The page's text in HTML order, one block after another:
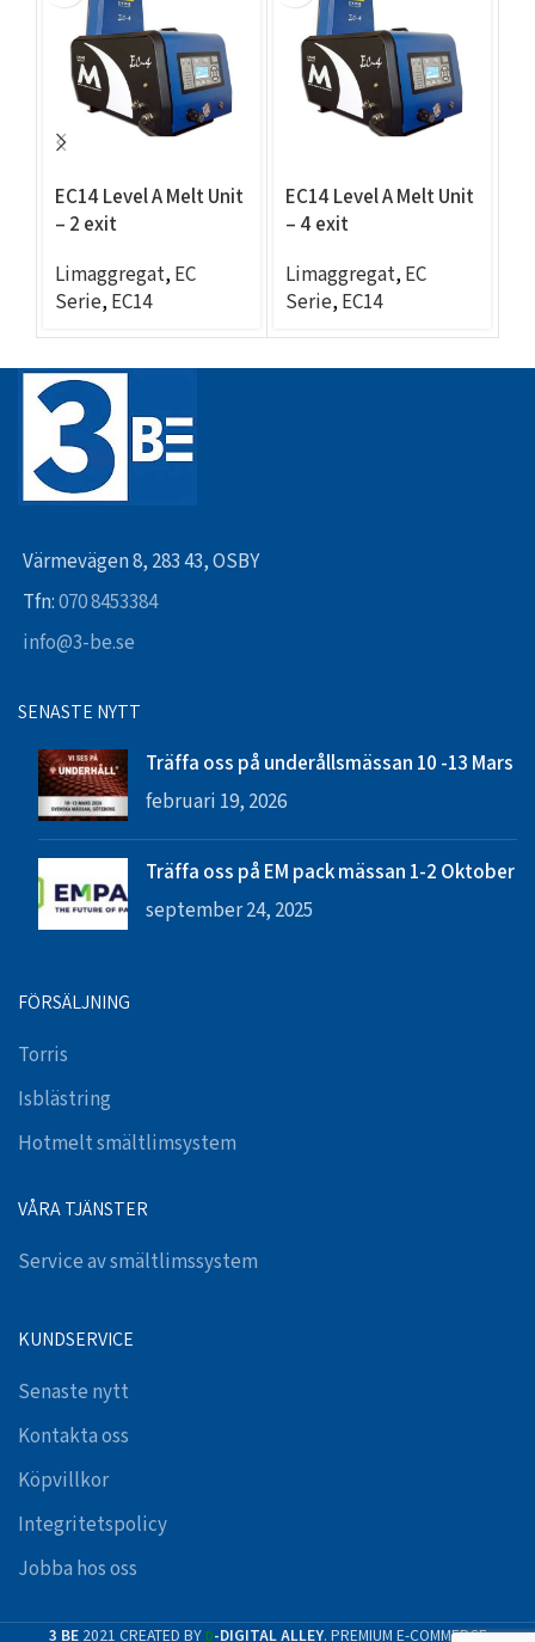
EC14 Level A Melt Unit
– 2 exit
Limaggregat, EC
Serie, EC14
EC14 Level A Melt Unit
– 4 exit
Limaggregat, EC
Serie, EC14
Värmevägen 8, 283 43, OSBY
Tfn:070 8453384
info@3-be.se
SENASTE NYTT
Träffa oss på underållsmässan 10 -13 Mars
februari 19, 2026
Träffa oss på EM pack mässan 1-2 Oktober
september 24, 2025
FÖRSÄLJNING
Torris
Isblästring
Hotmelt smältlimsystem
VÅRA TJÄNSTER
Service av smältlimssystem
KUNDSERVICE
Senaste nytt
Kontakta oss
Köpvillkor
Integritetspolicy
Jobba hos oss
3 BE 2021 CREATED BY D-DIGITAL ALLEY. PREMIUM E-COMMERCE